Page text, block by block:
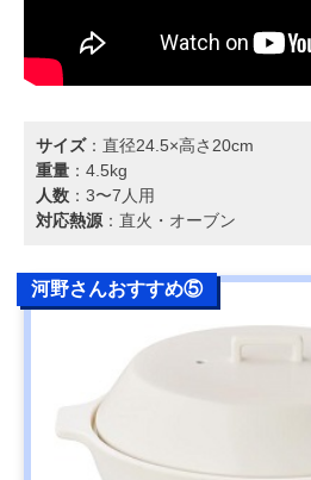
サイズ：直径24.5×高さ20cm
重量 ：4.5kg
人数 ：3〜7人用
対応熱源 ：直火・オーブン
河野さんおすすめ⑤